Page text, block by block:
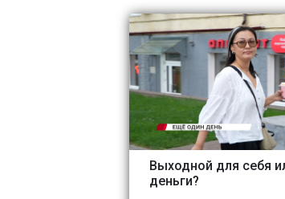
Выходной для себя
деньги?